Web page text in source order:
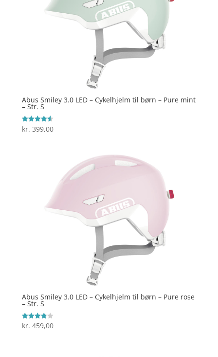
Abus Smiley 3.0 LED – Cykelhjelm til børn – Pure mint
– Str. S
Vurderet
4.6
kr. 399,00
Abus Smiley 3.0 LED – Cykelhjelm til børn – Pure rose
– Str. S
Vurderet
3.8
kr. 459,00